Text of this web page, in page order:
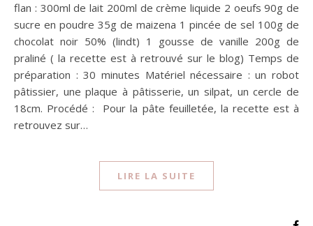
flan : 300ml de lait 200ml de crème liquide 2 oeufs 90g de
sucre en poudre 35g de maizena 1 pincée de sel 100g de
chocolat noir 50% (lindt) 1 gousse de vanille 200g de
praliné ( la recette est à retrouvé sur le blog) Temps de
préparation : 30 minutes Matériel nécessaire : un robot
pâtissier, une plaque à pâtisserie, un silpat, un cercle de
18cm. Procédé : Pour la pâte feuilletée, la recette est à
retrouvez sur…
LIRE LA SUITE